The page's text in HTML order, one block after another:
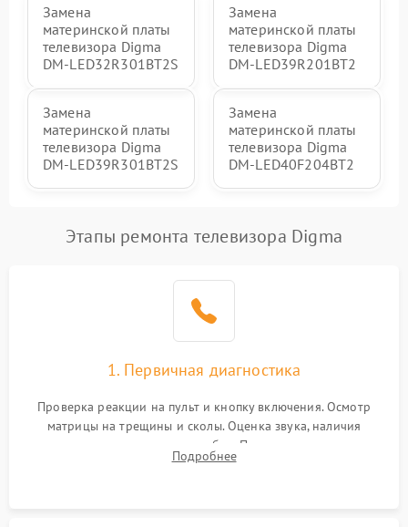
Замена
материнской платы
телевизора Digma
DM-LED32R301BT2S
Замена
материнской платы
телевизора Digma
DM-LED39R201BT2
Замена
материнской платы
телевизора Digma
DM-LED39R301BT2S
Замена
материнской платы
телевизора Digma
DM-LED40F204BT2
Этапы ремонта телевизора Digma
1. Первичная диагностика
Проверка реакции на пульт и кнопку включения. Осмотр
матрицы на трещины и сколы. Оценка звука, наличия
подсветки и индикаторов ошибок. Подключение тестовых
источников сигнала для выявления симптомов поломки.
Подробнее